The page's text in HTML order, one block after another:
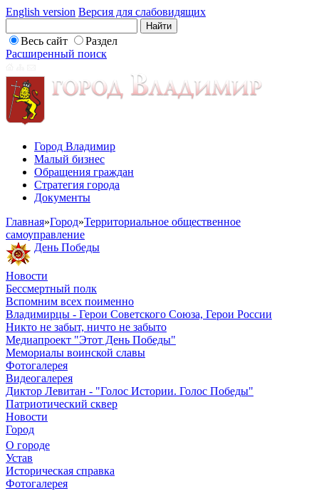
English version Версия для слабовидящих
Весь сайт
Раздел
Расширенный поиск
Город Владимир
Малый бизнес
Обращения граждан
Стратегия города
Документы
Главная»Город»Территориальное общественное
самоуправление
День Победы
Новости
Бессмертный полк
Вспомним всех поименно
Владимирцы - Герои Советского Союза, Герои России
Никто не забыт, ничто не забыто
Медиапроект "Этот День Победы"
Мемориалы воинской славы
Фотогалерея
Видеогалерея
Диктор Левитан - "Голос Истории. Голос Победы"
Патриотический сквер
Новости
Город
О городе
Устав
Историческая справка
Фотогалерея